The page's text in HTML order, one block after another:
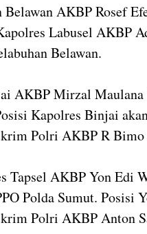
Belawan AKBP Rosef
Labusel AKBP
Belawan.
AKBP Mirzal Maulana
Kapolres Binjai
Polri AKBP R Bimo
Tapsel AKBP Yon Edi
Polda Sumut. Posisi
Polri AKBP Anton